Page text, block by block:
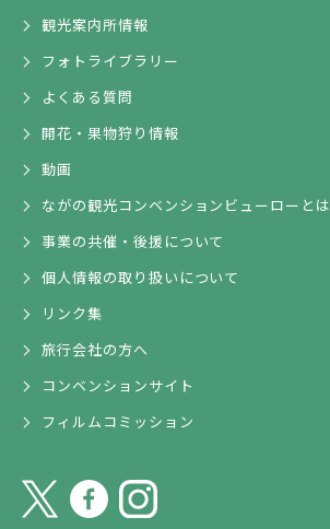
観光案内所情報
フォトライブラリー
よくある質問
開花・果物狩り情報
動画
ながの観光コンベンションビューローとは
事業の共催・後援について
個人情報の取り扱いについて
リンク集
旅行会社の方へ
コンベンションサイト
フィルムコミッション